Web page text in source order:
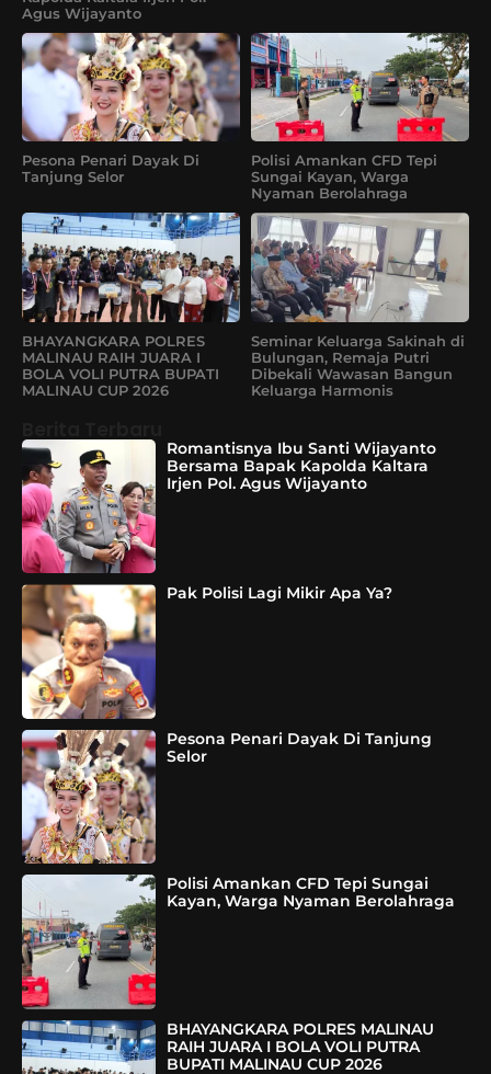
Agus Wijayanto
Pesona Penari Dayak Di
Tanjung Selor
Polisi Amankan CFD Tepi
Sungai Kayan, Warga
Nyaman Berolahraga
BHAYANGKARA POLRES
MALINAU RAIH JUARA I
BOLA VOLI PUTRA BUPATI
MALINAU CUP 2026
Seminar Keluarga Sakinah di
Bulungan, Remaja Putri
Dibekali Wawasan Bangun
Keluarga Harmonis
Romantisnya Ibu Santi Wijayanto
Bersama Bapak Kapolda Kaltara
Irjen Pol. Agus Wijayanto
Pak Polisi Lagi Mikir Apa Ya?
Pesona Penari Dayak Di Tanjung
Selor
Polisi Amankan CFD Tepi Sungai
Kayan, Warga Nyaman Berolahraga
BHAYANGKARA POLRES MALINAU
RAIH JUARA I BOLA VOLI PUTRA
BUPATI MALINAU CUP 2026